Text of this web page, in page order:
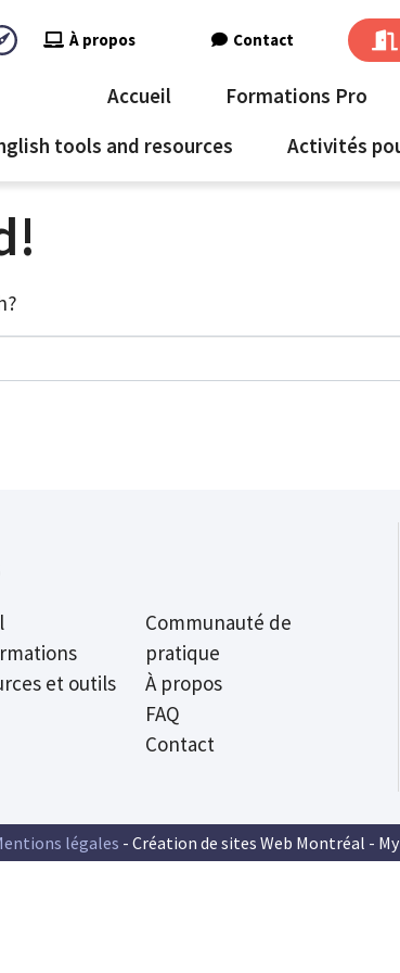
À propos Contact
Accueil Formations Pro
tools and resources
Activités
et outils
Communauté de
pratique
À propos
FAQ
Contact
légales - Création de sites Web Montréal -